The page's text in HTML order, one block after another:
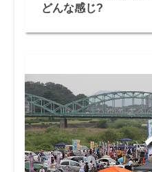
どんな感じ?